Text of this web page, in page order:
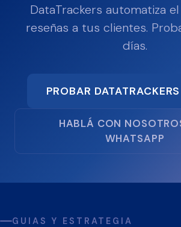
DataTrackers automatiza
reseñas a tus clientes.
días.
PROBAR
HABLÁ CON
WHATSAPP
GUIAS Y ESTRATEGIA